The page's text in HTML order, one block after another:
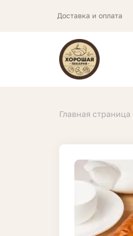
Доставка и оплата
Главная страница